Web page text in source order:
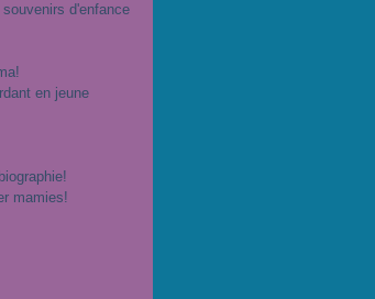
d'enfance
en jeune
mamies!